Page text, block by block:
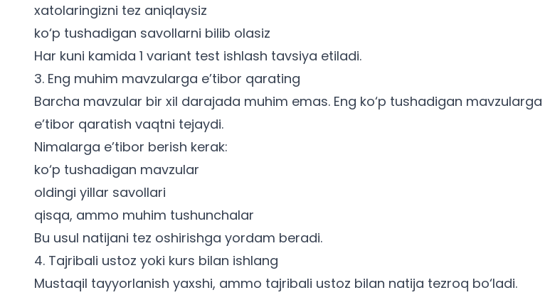
xatolaringizni tez aniqlaysiz
ko‘p tushadigan savollarni bilib olasiz
Har kuni kamida 1 variant test ishlash tavsiya etiladi.
3. Eng muhim mavzularga e’tibor qarating
Barcha mavzular bir xil darajada muhim emas. Eng ko‘p tushadigan mavzularga
e’tibor qaratish vaqtni tejaydi.
Nimalarga e’tibor berish kerak:
ko‘p tushadigan mavzular
oldingi yillar savollari
qisqa, ammo muhim tushunchalar
Bu usul natijani tez oshirishga yordam beradi.
4. Tajribali ustoz yoki kurs bilan ishlang
Mustaqil tayyorlanish yaxshi, ammo tajribali ustoz bilan natija tezroq bo‘ladi.